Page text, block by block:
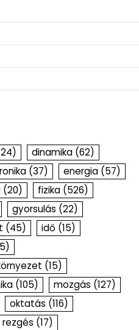
dinamika (62)
(37) energia (57)
(20) fizika (526)
gyorsulás (22)
(45) idő (15)
(15)
(105) mozgás (127)
oktatás (116)
rezgés (17)